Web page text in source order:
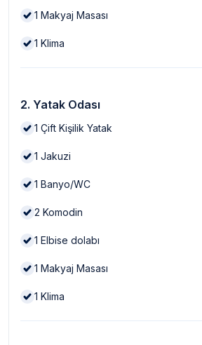
1 Makyaj Masası
1 Klima
2. Yatak Odası
1 Çift Kişilik Yatak
1 Jakuzi
1 Banyo/WC
2 Komodin
1 Elbise dolabı
1 Makyaj Masası
1 Klima